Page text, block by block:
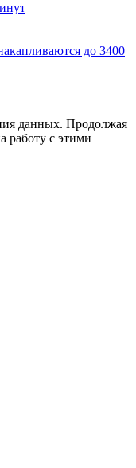
до 3400
данных. Продолжая
работу с этими